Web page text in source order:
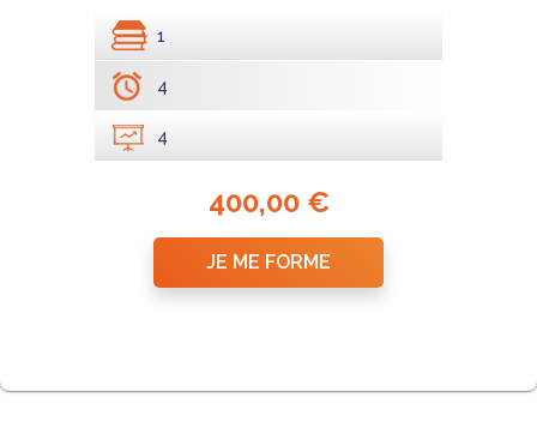
1
4
4
400,00 €
JE ME FORME